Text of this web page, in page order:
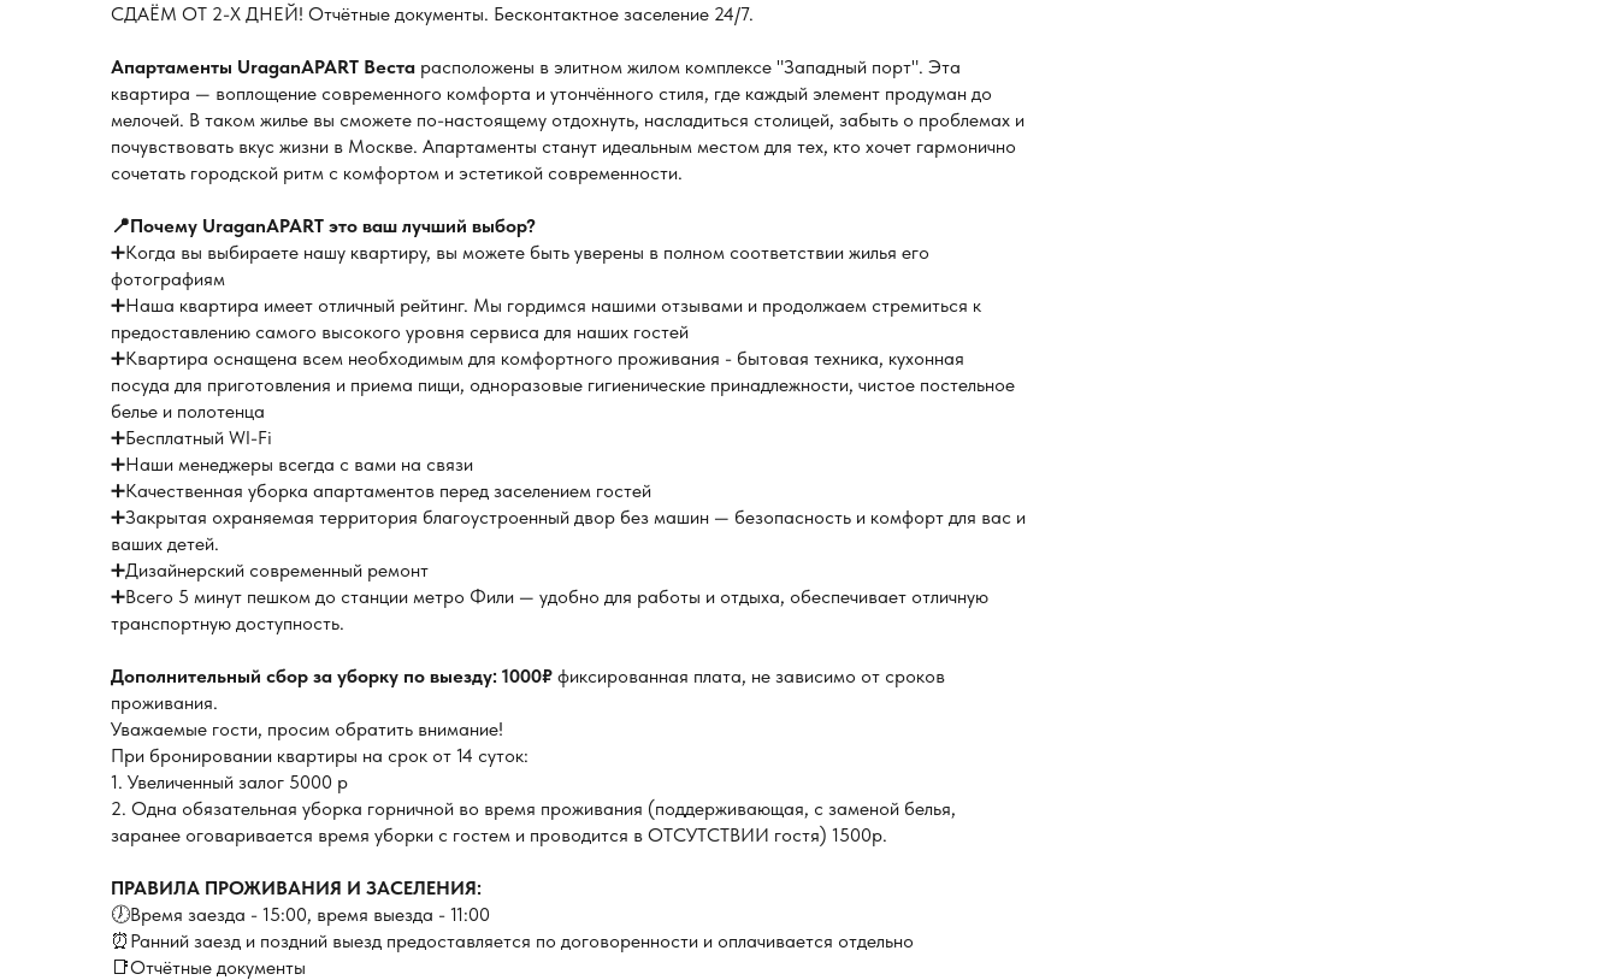
СДАЁМ ОТ 2-Х ДНЕЙ! Отчётные документы. Бесконтактное заселение 24/7.
Апартаменты UraganAPART Веста расположены в элитном жилом комплексе "Западный порт". Эта
квартира — воплощение современного комфорта и утончённого стиля, где каждый элемент продуман до
мелочей. В таком жилье вы сможете по-настоящему отдохнуть, насладиться столицей, забыть о проблемах и
почувствовать вкус жизни в Москве. Апартаменты станут идеальным местом для тех, кто хочет гармонично
сочетать городской ритм с комфортом и эстетикой современности.
📍Почему UrаgаnАPART это ваш лучший выбор?
➕Когда вы выбираете нашу квартиру, вы можете быть уверены в полном соответствии жилья его
фотографиям
➕Наша квартира имеет отличный рейтинг. Мы гордимся нашими отзывами и продолжаем стремиться к
предоставлению самого высокого уровня сервиса для наших гостей
➕Квартира оснащена всем необходимым для комфортного проживания - бытовая техника, кухонная
посуда для приготовления и приема пищи, одноразовые гигиенические принадлежности, чистое постельное
белье и полотенца
➕Бесплатный WI-Fi
➕Наши менеджеры всегда с вами на связи
➕Качественная уборка апартаментов перед заселением гостей
➕Закрытая охраняемая территория благоустроенный двор без машин — безопасность и комфорт для вас и
ваших детей.
➕Дизайнерский современный ремонт
➕Всего 5 минут пешком до станции метро Фили — удобно для работы и отдыха, обеспечивает отличную
транспортную доступность.
Дополнительный сбор за уборку по выезду: 1000₽ фиксированная плата, не зависимо от сроков
проживания.
Уважаемые гости, просим обратить внимание!
При бронировании квартиры на срок от 14 суток:
1. Увеличенный залог 5000 р
2. Одна обязательная уборка горничной во время проживания (поддерживающая, с заменой белья,
заранее оговаривается время уборки с гостем и проводится в ОТСУТСТВИИ гостя) 1500р.
ПРАВИЛА ПРОЖИВАНИЯ И ЗАСЕЛЕНИЯ:
🕖Время заезда - 15:00, время выезда - 11:00
⏰Ранний заезд и поздний выезд предоставляется по договоренности и оплачивается отдельно
📑Отчётные документы